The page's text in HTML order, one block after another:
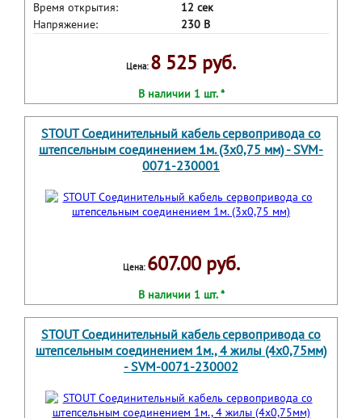
Время открытия:
12 сек
Напряжение:
230 В
Цена: 8 525 руб.
В наличии 1 шт. *
STOUT Соединительный кабель сервопривода со
штепсельным соединением 1м. (3х0,75 мм) - SVM-
0071-230001
Цена: 607.00 руб.
В наличии 1 шт. *
STOUT Соединительный кабель сервопривода со
штепсельным соединением 1м., 4 жилы (4х0,75мм)
- SVM-0071-230002